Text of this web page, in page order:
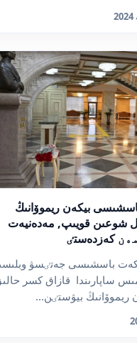
بيكەن ريموۆانىڭ
شوعىن قويىپ, مەدەنيەت
كەزدەستٸ
باسشىسى جەتٸسۋ
ساپارىندا قازاق كسر
ريموۆانىڭ بيۋستٸن...